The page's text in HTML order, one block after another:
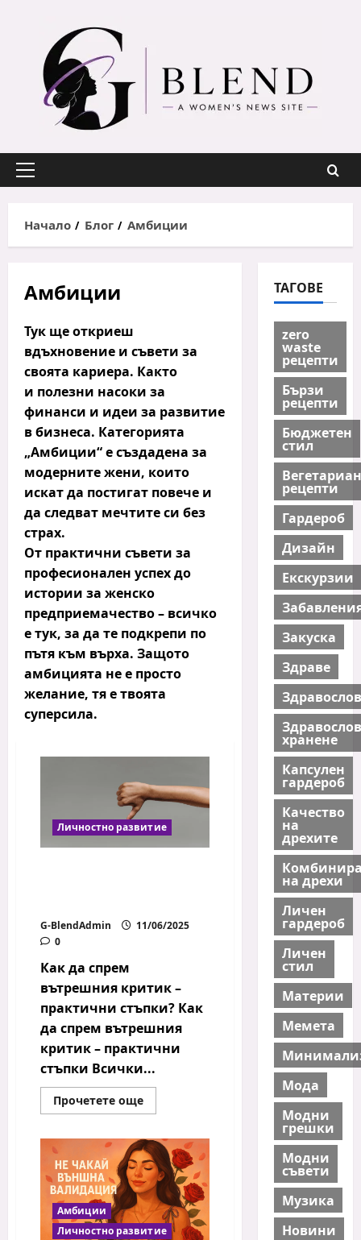
content
Primary
Начало
Блог Амбиции
Амбиции
Тук ще откриеш
вдъхновение и съвети за
своята кариера. Както
и полезни насоки за
финанси и идеи за развитие
вбизнеса. Категорията
„Амбиции“ е създадена за
модерните жени, които
искат да постигат повече и
да следват мечтите си без
страх.
От практични съвети за
професионален успех до
истории за женско
предприемачество – всичко
е тук, за да те подкрепи по
пътя към върха. Защото
амбицията не е просто
желание, тя е твоята
суперсила.
Личностно развитие
G-BlendAdmin
11/06/2025
0
Как да спрем
вътрешния критик –
практични стъпки? Как
да спрем вътрешния
критик – практични
стъпки Всички...
Прочетете ощеRead
more
да
спрем
вътрешния
критик
–
практични
стъпки?
Амбиции
Личностно развитие
ТАГОВЕ
zero
waste
рецепти
Бързи
рецепти
Бюджетен
стил
рецепти
Гардероб
Дизайн
Екскурзии
Закуска
Здраве
хранене
Капсулен
гардероб
Качество
на
дрехите
на дрехи
Личен
гардероб
Личен
стил
Материи
Мемета
Мода
Модни
грешки
Модни
съвети
Музика
Новини